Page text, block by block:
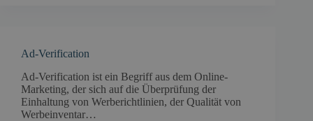
Ad-Verification
Ad-Verification ist ein Begriff aus dem Online-
Marketing, der sich auf die Überprüfung der
Einhaltung von Werberichtlinien, der Qualität von
Werbeinventar…